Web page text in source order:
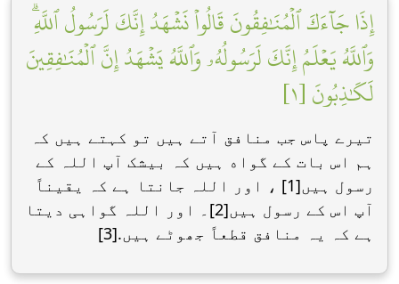
إِذَا جَآءَكَ ٱلۡمُنَٰفِقُونَ قَالُواْ نَشۡهَدُ إِنَّكَ لَرَسُولُ ٱللَّهِۗ
وَٱللَّهُ يَعۡلَمُ إِنَّكَ لَرَسُولُهُۥ وَٱللَّهُ يَشۡهَدُ إِنَّ ٱلۡمُنَٰفِقِينَ
لَكَٰذِبُونَ [١]
تیرے پاس جب منافق آتے ہیں تو کہتے ہیں کہ
ہم اس بات کے گواه ہیں کہ بیشک آپ اللہ کے
رسول ہیں[1] ، اور اللہ جانتا ہے کہ یقیناً
آپ اس کے رسول ہیں[2]۔ اور اللہ گواہی دیتا
ہے کہ یہ منافق قطعاً جھوٹے ہیں.[3]